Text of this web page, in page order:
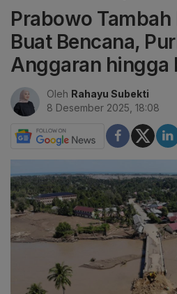
Prabowo Tambah
Buat Bencana,
Anggaran hingga
Oleh Rahayu Subekti
8 Desember 2025, 18:08